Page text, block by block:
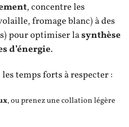
, concentre les
fromage blanc) à des
pour optimiser lasynthèse
d’énergie.
temps forts à respecter :
, ou prenez une collation légère